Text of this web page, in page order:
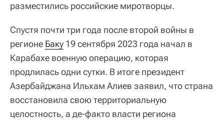
разместились российские миротворцы.
Спустя почти три года после второй войны в
регионе Баку 19 сентября 2023 года начал в
Карабахе военную операцию, которая
продлилась одни сутки. В итоге президент
Азербайджана Ильхам Алиев заявил, что страна
восстановила свою территориальную
целостность, а де-факто власти региона